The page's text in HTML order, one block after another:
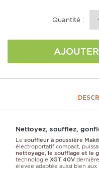
Quantité :
Nettoyez, soufflez,
Le souffleur à poussière
électroportatif compact,
nettoyage, le soufflage et le
technologie XGT 40V
élevée adaptée aussi bien aux